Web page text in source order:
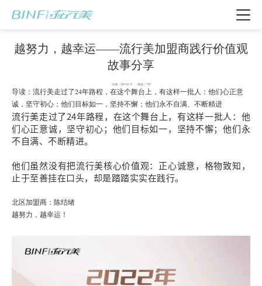
越努力，越幸运——流行美加盟商践行价值观
故事分享
日期：2023-02-23 阅读：7707
导读：流行美走过了24年路程，在这个舞台上，有这样一批人：他们心正意
诚，坚守初心；他们目标如一，坚持不懈；他们永不自满、不断精进
流行美走过了24年路程，在这个舞台上，有这样一批人：他
们心正意诚，坚守初心；他们目标如一，坚持不懈；他们永
不自满、不断精进。
他们虽然没有把流行美核心价值观：正心诚意，格物致知，
止于至善挂在口头，却是踏踏实实在践行。
北区加盟商：陈结绪
越努力，越幸运！